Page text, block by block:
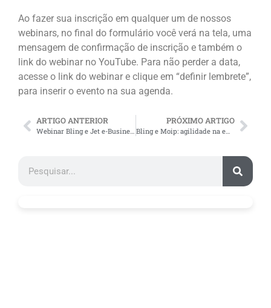
Ao fazer sua inscrição em qualquer um de nossos
webinars, no final do formulário você verá na tela, uma
mensagem de confirmação de inscrição e também o
link do webinar no YouTube. Para não perder a data,
acesse o link do webinar e clique em “definir lembrete”,
para inserir o evento na sua agenda.
ARTIGO ANTERIOR
Webinar Bling e Jet e-Business: vantagens do ERP para e-commerce
PRÓXIMO ARTIGO
Bling e Moip: agilidade na emissão de boletos registrados